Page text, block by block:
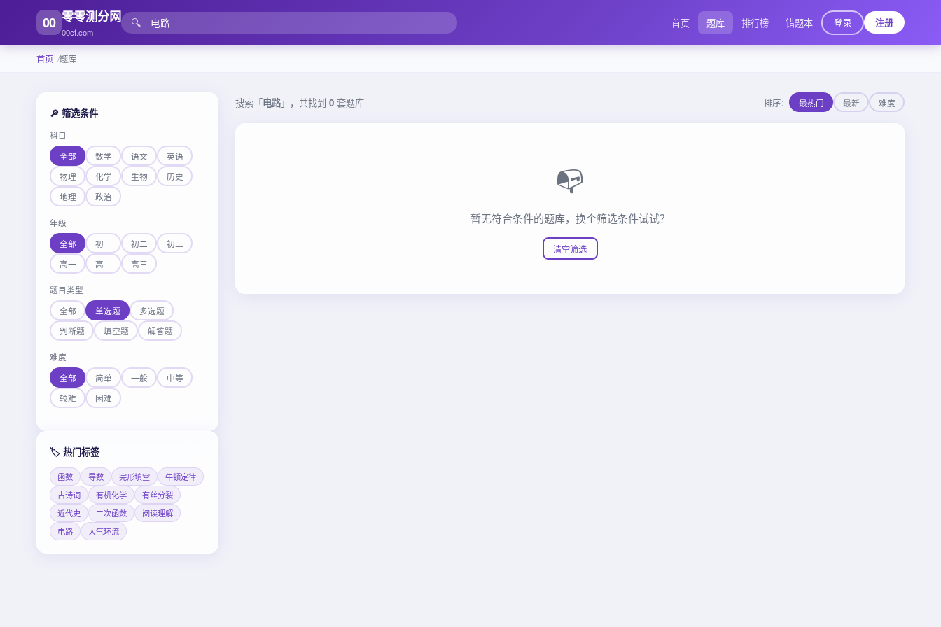
00 零零测分网
00cf.com
🔍 首页 题库 排行榜 错题本 登录 注册
首页 题库
🔎 筛选条件
科目
全部
数学 语文
英语
物理
化学 生物
历史
地理
政治
年级
全部
初一 初二
初三
高一
高二 高三
题目类型
全部
单选题
多选题
判断题
填空题 解答题
难度
全部
简单 一般
中等
较难
困难
🏷️ 热门标签
函数 导数 完形填空
牛顿定律
古诗词
有机化学
有丝分裂
近代史
二次函数
阅读理解
电路
大气环流
搜索「电路」，共找到 0 套题库 排序： 最热门 最新 难度
📭
暂无符合条件的题库，换个筛选条件试试？
清空筛选